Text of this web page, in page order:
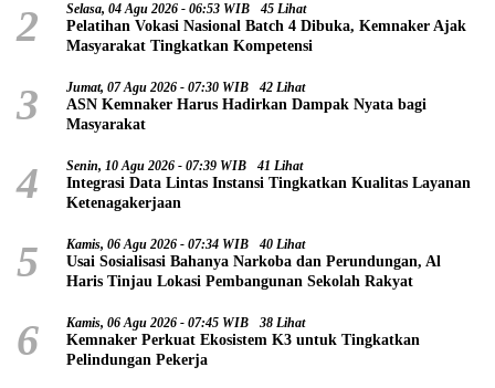
2 Selasa, 04 Agu 2026 - 06:53 WIB 45 Lihat
Pelatihan Vokasi Nasional Batch 4 Dibuka, Kemnaker Ajak
Masyarakat Tingkatkan Kompetensi
3 Jumat, 07 Agu 2026 - 07:30 WIB 42 Lihat
ASN Kemnaker Harus Hadirkan Dampak Nyata bagi
Masyarakat
4 Senin, 10 Agu 2026 - 07:39 WIB 41 Lihat
Integrasi Data Lintas Instansi Tingkatkan Kualitas Layanan
Ketenagakerjaan
5 Kamis, 06 Agu 2026 - 07:34 WIB 40 Lihat
Usai Sosialisasi Bahanya Narkoba dan Perundungan, Al
Haris Tinjau Lokasi Pembangunan Sekolah Rakyat
6 Kamis, 06 Agu 2026 - 07:45 WIB 38 Lihat
Kemnaker Perkuat Ekosistem K3 untuk Tingkatkan
Pelindungan Pekerja